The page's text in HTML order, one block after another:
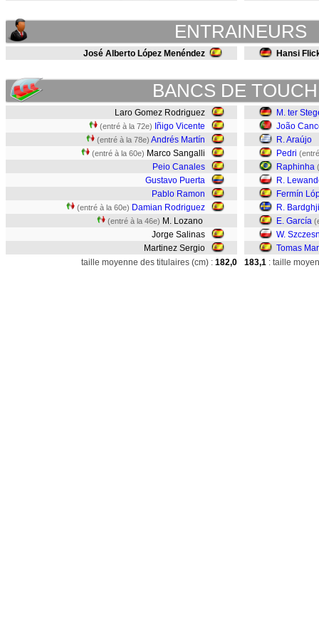
ENTRAINEURS
José Alberto López Menéndez Hansi
BANCS DE
Laro Gomez Rodriguez
(entré à la 72e) Iñigo Vicente
(entré à la 78e) Andrés Martín
(entré à la 60e) Marco Sangalli
Peio Canales
Gustavo Puerta
Pablo Ramon
(entré à la 60e) Damian Rodriguez
(entré à la 46e) M. Lozano
Jorge Salinas
Martinez Sergio
M. ter
João
R. Araújo
Pedri
Raphinha
R.
Fermín
R. Bardghji
E. García
W.
Tomas
taille moyenne des titulaires (cm) : 182,0 183,1 : taille